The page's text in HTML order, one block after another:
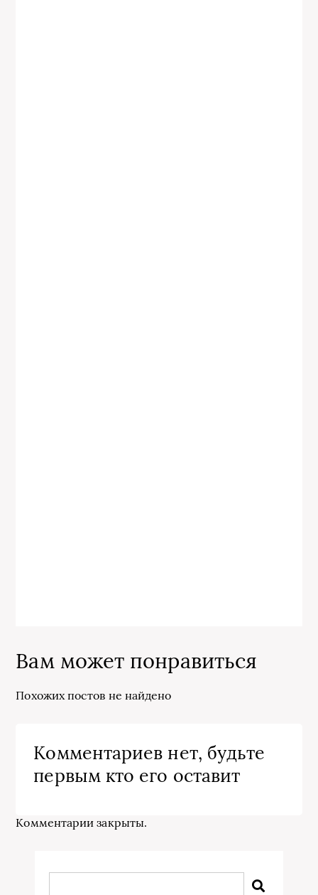
Вам может понравиться
Похожих постов не найдено
Комментариев нет, будьте
первым кто его оставит
Комментарии закрыты.